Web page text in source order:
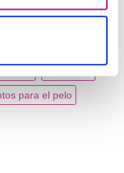
para el pelo